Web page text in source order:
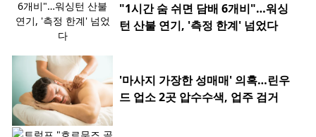
"1시간 숨 쉬면 담배 6개비"…워싱
턴 산불 연기, '측정 한계' 넘었다
'마사지 가장한 성매매' 의혹…린우
드 업소 2곳 압수수색, 업주 검거